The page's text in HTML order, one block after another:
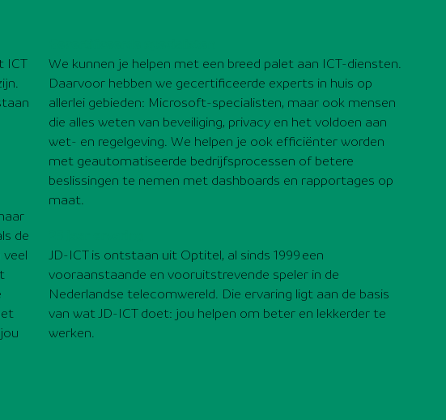
ICT
de
veel
We kunnen je helpen met een breed palet aan ICT-diensten.
Daarvoor hebben we gecertificeerde experts in huis op
allerlei gebieden: Microsoft-specialisten, maar ook mensen
die alles weten van beveiliging, privacy en het voldoen aan
wet- en regelgeving. We helpen je ook efficiënter worden
met geautomatiseerde bedrijfsprocessen of betere
beslissingen te nemen met dashboards en rapportages op
maat.
JD-ICT is ontstaan uit Optitel, al sinds 1999 een
vooraanstaande en vooruitstrevende speler in de
Nederlandse telecomwereld. Die ervaring ligt aan de basis
van wat JD-ICT doet: jou helpen om beter en lekkerder te
werken.